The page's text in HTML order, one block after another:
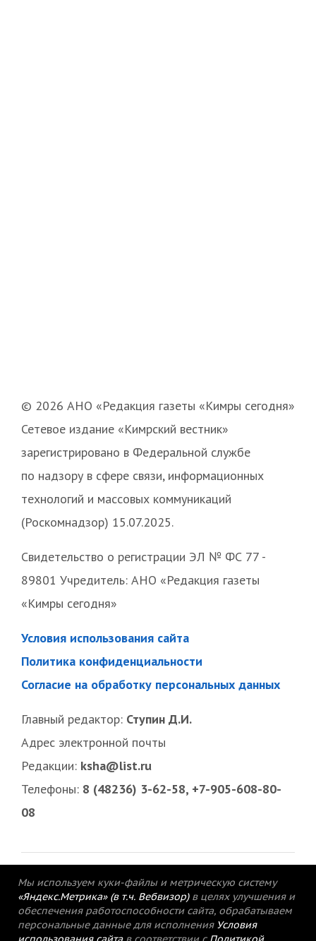
© 2026 АНО «Редакция газеты «Кимры сегодня»
Сетевое издание «Кимрский вестник»
зарегистрировано в Федеральной службе
по надзору в сфере связи, информационных
технологий и массовых коммуникаций
(Роскомнадзор) 15.07.2025.
Свидетельство о регистрации ЭЛ № ФС 77 -
89801 Учредитель: АНО «Редакция газеты
«Кимры сегодня»
Условия использования сайта
Политика конфиденциальности
Согласие на обработку персональных данных
Главный редактор: Ступин Д.И.
Адрес электронной почты
Редакции: ksha@list.ru
Телефоны: 8 (48236) 3-62-58, +7-905-608-80-
08
Мы используем куки-файлы и метрическую систему
«Яндекс.Метрика» (в т.ч. Вебвизор) в целях улучшения и
обеспечения работоспособности сайта, обрабатываем
персональные данные для исполнения Условия